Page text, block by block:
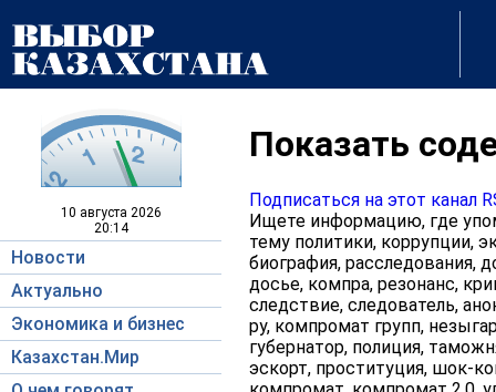
10 августа 2026
20:14
Новости
Актуально
Экономика и бизнес
Казахстан.Мир
Показать
Подписаться на этот канал
Ищете информацию, где
тему политики, коррупции,
биография, расследования,
досье, компра, резонанс,
следствие, следователь,
ру, компромат групп,
губернатор, полиция,
эскорт, проституция, шок-